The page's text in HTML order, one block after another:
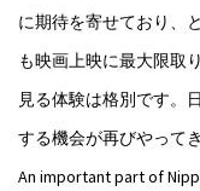
に期待を寄せており、
も映画上映に最大限取
見る体験は格別です。
する機会が再びやって
An important part of